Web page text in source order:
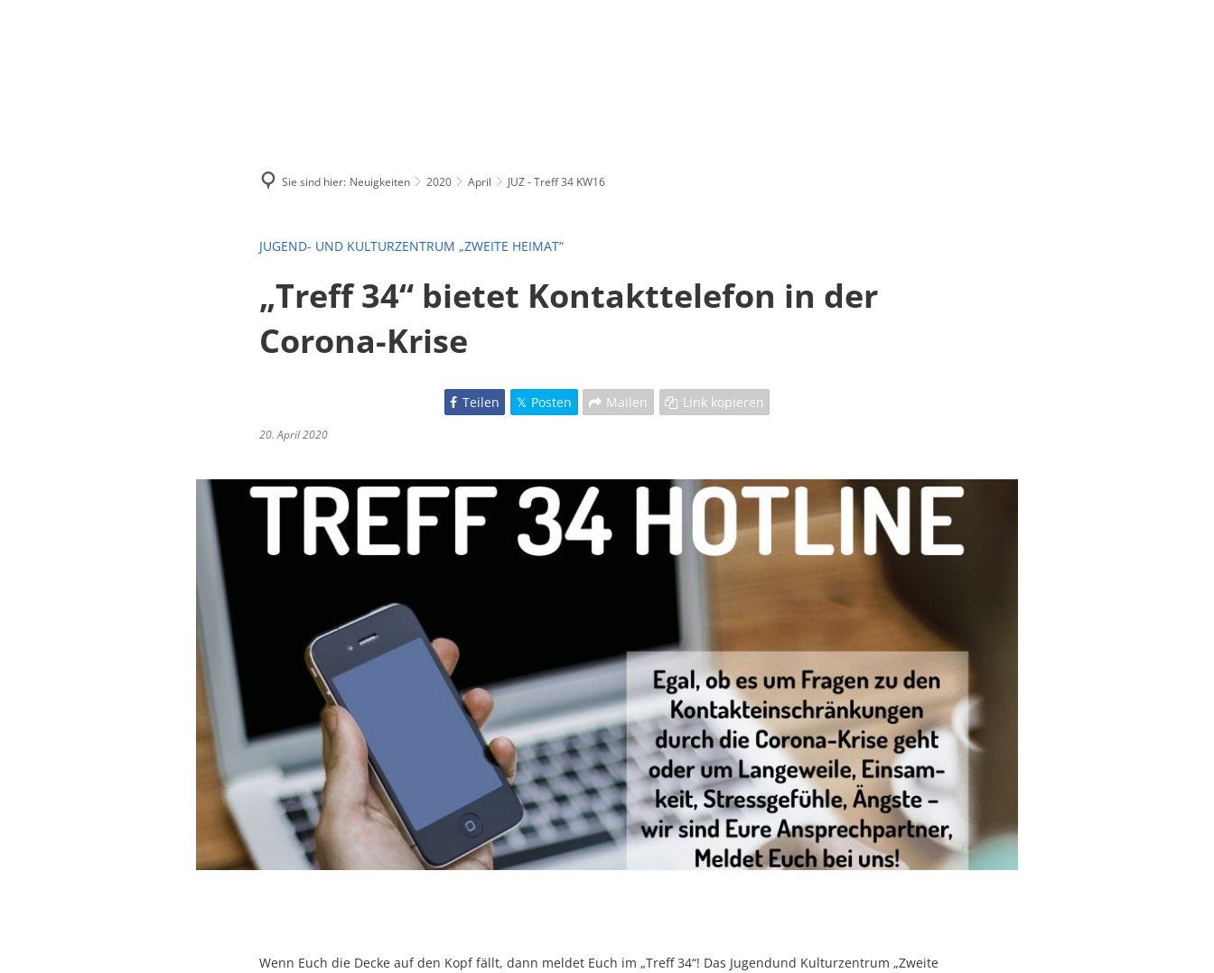
Sie sind hier: Neuigkeiten 2020 April JUZ - Treff 34 KW16
JUGEND- UND KULTURZENTRUM „ZWEITE HEIMAT“
„Treff 34“ bietet Kontakttelefon in der
Corona-Krise
Teilen Posten Mailen Link kopieren
20. April 2020
Wenn Euch die Decke auf den Kopf fällt, dann meldet Euch im „Treff 34“! Das Jugendund Kulturzentrum „Zweite